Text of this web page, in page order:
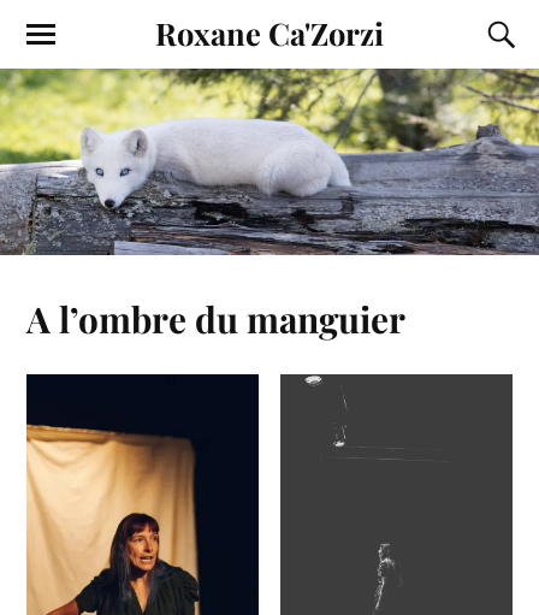
Roxane Ca'Zorzi
A l’ombre du manguier